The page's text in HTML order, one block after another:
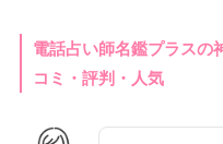
電話占い師名鑑プラスの
コミ・評判・人気